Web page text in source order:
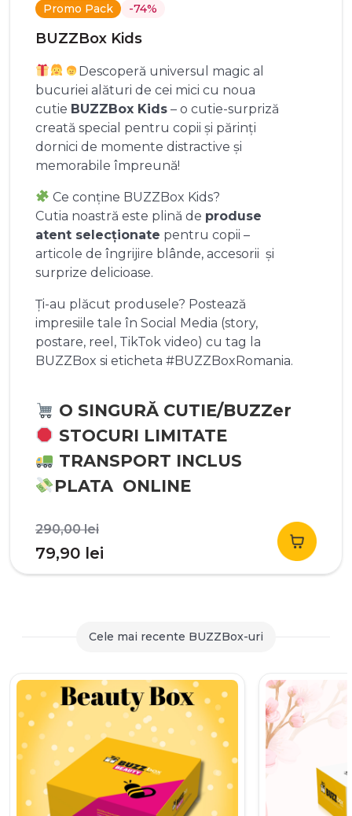
Promo Pack -74%
BUZZBox Kids
Descoperă universul magic al
bucuriei alături de cei mici cu noua
cutie BUZZBox Kids – o cutie-surpriză
creată special pentru copii și părinți
dornici de momente distractive și
memorabile împreună!
Ce conține BUZZBox Kids?
Cutia noastră este plină de produse
atent selecționate pentru copii –
articole de îngrijire blânde, accesorii și
surprize delicioase.
Ți-au plăcut produsele? Postează
impresiile tale în Social Media (story,
postare, reel, TikTok video) cu tag la
BUZZBox si eticheta #BUZZBoxRomania.
O SINGURĂ CUTIE/BUZZer
STOCURI LIMITATE
TRANSPORT INCLUS
PLATA ONLINE
290,00leiPrețul
inițial
a
290,00 lei.
79,90 lei
curent
79,90 lei.
Cele mai recente BUZZBox-uri